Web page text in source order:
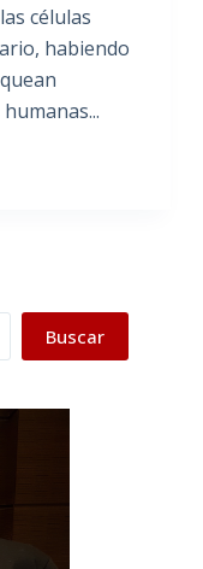
células
habiendo
Buscar